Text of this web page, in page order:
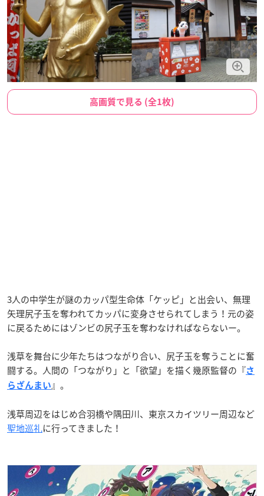
高画質で見る (全1枚)
3人の中学生が謎のカッパ型生命体「ケッピ」と出会い、無理
矢理尻子玉を奪われてカッパに変身させられてしまう！元の姿
に戻るためにはゾンビの尻子玉を奪わなければならないー。
浅草を舞台に少年たちはつながり合い、尻子玉を奪うことに奮
闘する。人間の「つながり」と「欲望」を描く幾原監督の『さ
らざんまい』。
浅草周辺をはじめ合羽橋や隅田川、東京スカイツリー周辺など
聖地巡礼に行ってきました！